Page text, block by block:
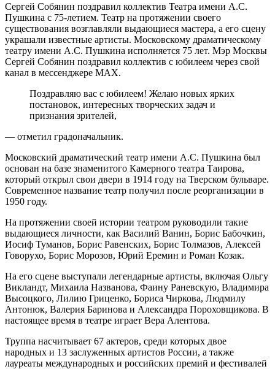
Сергей Собянин поздравил коллектив Театра имени А.С.
Пушкина с 75-летием. Театр на протяжении своего
существования возглавляли выдающиеся мастера, а его сцену
украшали известные артисты. Московскому драматическому
театру имени А.С. Пушкина исполняется 75 лет. Мэр Москвы
Сергей Собянин поздравил коллектив с юбилеем через свой
канал в мессенджере MAX.
Поздравляю вас с юбилеем! Желаю новых ярких
постановок, интересных творческих задач и
признания зрителей,
— отметил градоначальник.
Московский драматический театр имени А.С. Пушкина был
основан на базе знаменитого Камерного театра Таирова,
который открыл свои двери в 1914 году на Тверском бульваре.
Современное название театр получил после реорганизации в
1950 году.
На протяжении своей истории театром руководили такие
выдающиеся личности, как Василий Ванин, Борис Бабочкин,
Иосиф Туманов, Борис Равенских, Борис Толмазов, Алексей
Говорухо, Борис Морозов, Юрий Еремин и Роман Козак.
На его сцене выступали легендарные артисты, включая Ольгу
Викландт, Михаила Названова, Фаину Раневскую, Владимира
Высоцкого, Лилию Гриценко, Бориса Чиркова, Людмилу
Антонюк, Валерия Баринова и Александра Пороховщикова. В
настоящее время в театре играет Вера Алентова.
Труппа насчитывает 67 актеров, среди которых двое
народных и 13 заслуженных артистов России, а также
лауреаты международных и российских премий и фестивалей